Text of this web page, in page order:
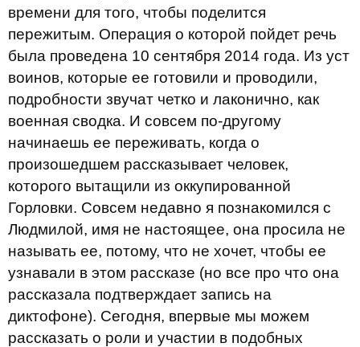
времени для того, чтобы поделится
пережитым. Операция о которой пойдет речь
была проведена 10 сентября 2014 года. Из уст
воинов, которые ее готовили и проводили,
подробности звучат четко и лаконично, как
военная сводка. И совсем по-другому
начинаешь ее переживать, когда о
произошедшем рассказывает человек,
которого вытащили из оккупированной
Горловки. Совсем недавно я познакомился с
Людмилой, имя не настоящее, она просила не
называть ее, потому, что не хочет, чтобы ее
узнавали в этом рассказе (но все про что она
рассказала подтверждает запись на
диктофоне). Сегодня, впервые мы можем
рассказать о роли и участии в подобных